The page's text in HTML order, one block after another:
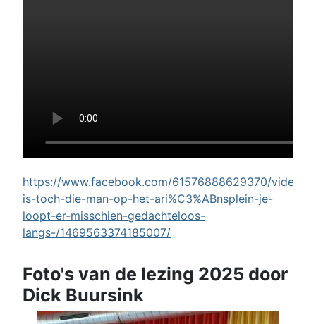
https://www.facebook.com/61576888629370/videos/
is-toch-die-man-op-het-ari%C3%ABnsplein-je-
loopt-er-misschien-gedachteloos-
langs-/1469563374185007/
Foto's van de lezing 2025 door
Dick Buursink